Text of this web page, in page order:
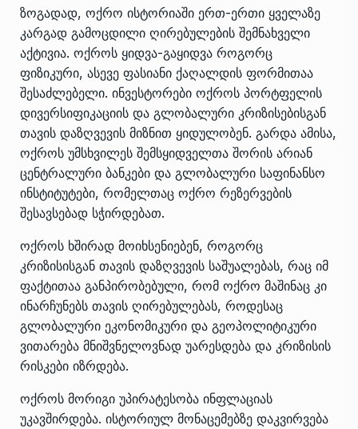
ზოგადად, ოქრო ისტორიაში ერთ-ერთი ყველაზე
კარგად გამოცდილი ღირებულების შემნახველი
აქტივია. ოქროს ყიდვა-გაყიდვა როგორც
ფიზიკური, ასევე ფასიანი ქაღალდის ფორმითაა
შესაძლებელი. ინვესტორები ოქროს პორტფელის
დივერსიფიკაციის და გლობალური კრიზისებისგან
თავის დაზღვევის მიზნით ყიდულობენ. გარდა ამისა,
ოქროს უმსხვილეს შემსყიდველთა შორის არიან
ცენტრალური ბანკები და გლობალური საფინანსო
ინსტიტუტები, რომელთაც ოქრო რეზერვების
შესავსებად სჭირდებათ.
ოქროს ხშირად მოიხსენიებენ, როგორც
კრიზისისგან თავის დაზღვევის საშუალებას, რაც იმ
ფაქტითაა განპირობებული, რომ ოქრო მაშინაც კი
ინარჩუნებს თავის ღირებულებას, როდესაც
გლობალური ეკონომიკური და გეოპოლიტიკური
ვითარება მნიშვნელოვნად უარესდება და კრიზისის
რისკები იზრდება.
ოქროს მორიგი უპირატესობა ინფლაციას
უკავშირდება. ისტორიულ მონაცემებზე დაკვირვება